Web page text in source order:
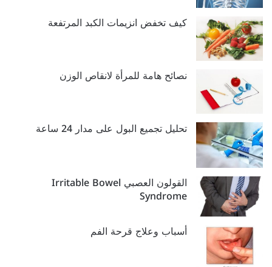
كيف تخفض انزيمات الكبد المرتفعة
نصائح هامة للمرأة لانقاص الوزن
تحليل تجميع البول على مدار 24 ساعة
القولون العصبي Irritable Bowel
Syndrome
أسباب وعلاج قرحة الفم